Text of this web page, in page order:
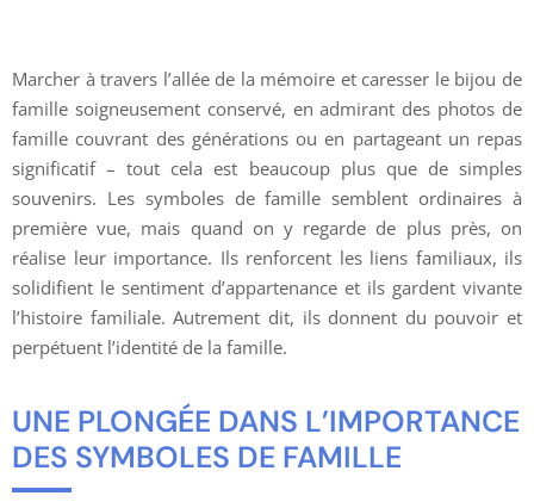
Marcher à travers l’allée de la mémoire et caresser le bijou de
famille soigneusement conservé, en admirant des photos de
famille couvrant des générations ou en partageant un repas
significatif – tout cela est beaucoup plus que de simples
souvenirs. Les symboles de famille semblent ordinaires à
première vue, mais quand on y regarde de plus près, on
réalise leur importance. Ils renforcent les liens familiaux, ils
solidifient le sentiment d’appartenance et ils gardent vivante
l’histoire familiale. Autrement dit, ils donnent du pouvoir et
perpétuent l’identité de la famille.
UNE PLONGÉE DANS L’IMPORTANCE
DES SYMBOLES DE FAMILLE